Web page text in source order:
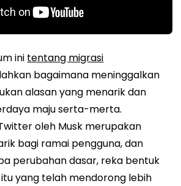
ini tentang migrasi
bagaimana meninggalkan
alasan yang menarik dan
maju serta-merta.
oleh Musk merupakan
bagi ramai pengguna, dan
perubahan dasar, reka bentuk
yang telah mendorong lebih